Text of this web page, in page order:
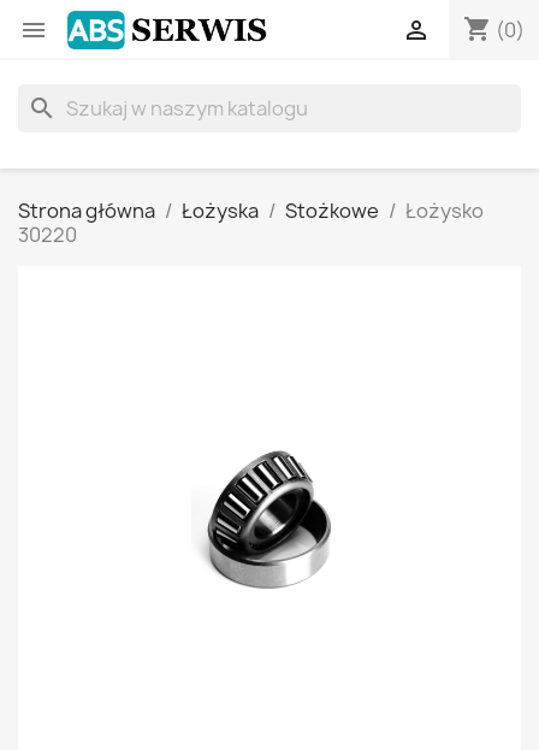
 shopping_cart (0)

search
Strona główna Łożyska Stożkowe
Łożysko
30220